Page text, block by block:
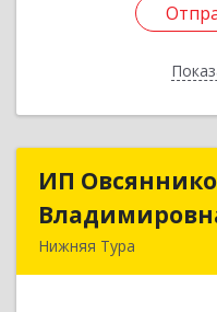
ИП
Нижняя Тура
ИП